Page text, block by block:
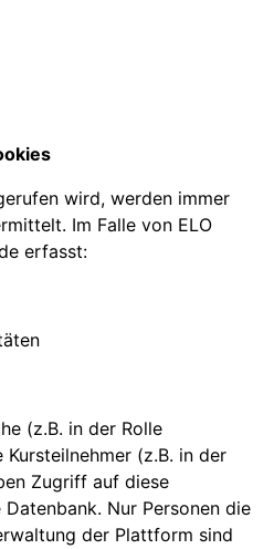
wird, werden immer
Im Falle von ELO
erfasst:
(z.B. in der Rolle
Kursteilnehmer (z.B. in der
Zugriff auf diese
Nur Personen die
der Plattform sind